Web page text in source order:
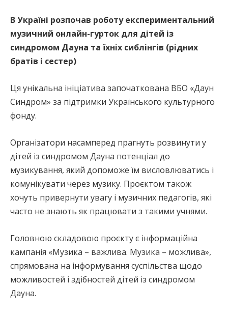
В Україні розпочав роботу експериментальний
музичний онлайн-гурток для дітей із
синдромом Дауна та їхніх сиблінгів (рідних
братів і сестер)
Ця унікальна ініціатива започаткована ВБО «Даун
Синдром» за підтримки Українського культурного
фонду.
Організатори насамперед прагнуть розвинути у
дітей із синдромом Дауна потенціал до
музикування, який допоможе їм висловлюватись і
комунікувати через музику. Проєктом також
хочуть привернути увагу і музичних педагогів, які
часто не знають як працювати з такими учнями.
Головною складовою проєкту є інформаційна
кампанія «Музика – важлива. Музика – можлива»,
спрямована на інформування суспільства щодо
можливостей і здібностей дітей із синдромом
Дауна.